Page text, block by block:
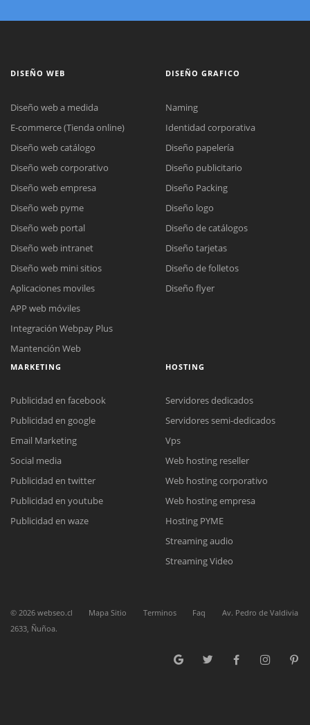
Reunión online
Nuestros ejecutivos le enviarán un correo electrónico con el enlace a
Meet para la reunión online.
Cotización
Complete el formulario y nos contactaremos a la brevedad.
Chat Online
para enviarnos un correo electrónico con sus datos personales.
DISEÑO WEB
Diseño web a medida
E-commerce (Tienda online)
Diseño web catálogo
Diseño web corporativo
Diseño web empresa
Diseño web pyme
Diseño web portal
Diseño web intranet
Diseño web mini sitios
Aplicaciones moviles
APP web móviles
Integración Webpay Plus
Mantención Web
DISEÑO GRAFICO
Naming
Identidad corporativa
Diseño papelería
Diseño publicitario
Diseño Packing
Diseño logo
Diseño de catálogos
Diseño tarjetas
Diseño de folletos
Diseño flyer
MARKETING
Publicidad en facebook
Publicidad en google
Email Marketing
Social media
Publicidad en twitter
Publicidad en youtube
Publicidad en waze
HOSTING
Servidores dedicados
Servidores semi-dedicados
Vps
Web hosting reseller
Web hosting corporativo
Web hosting empresa
Hosting PYME
Streaming audio
Streaming Video
© 2026 webseo.cl Mapa Sitio Terminos Faq
Av. Pedro de Valdivia
2633, Ñuñoa.